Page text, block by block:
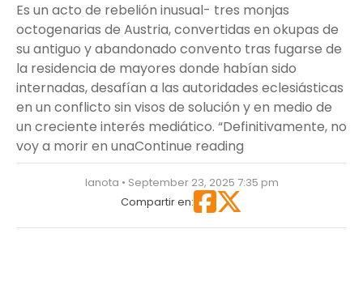
Es un acto de rebelión inusual- tres monjas
octogenarias de Austria, convertidas en okupas de
su antiguo y abandonado convento tras fugarse de
la residencia de mayores donde habían sido
internadas, desafían a las autoridades eclesiásticas
en un conflicto sin visos de solución y en medio de
un creciente interés mediático. “Definitivamente, no
voy a morir en unaContinue reading
lanota • September 23, 2025 7:35 pm
Compartir en: